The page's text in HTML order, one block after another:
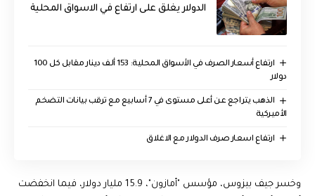
الدولار يغلق على ارتفاع في الاسواق المحلية
ارتفاع أسعار الصرف في الأسواق المحلية: 153 ألف دينار مقابل كل 100
دولار
الذهب يتراجع عن أعلى مستوى في 7 أسابيع مع ترقب بيانات التضخم
الأميركية
ارتفاع اسعار صرف الدولار مع الاغلاق
وخسر جيف بيزوس، مؤسس "أمازون"، 15.9 مليار دولار، فيما انخفضت